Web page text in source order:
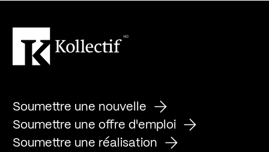
Soumettre une nouvelle
Soumettre une offre d'emploi
Soumettre une réalisation